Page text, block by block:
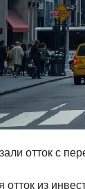
отток с
отток из